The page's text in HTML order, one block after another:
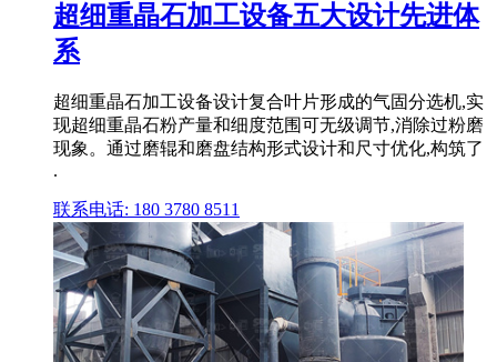
超细重晶石加工设备五大设计先进体
系
超细重晶石加工设备设计复合叶片形成的气固分选机,实
现超细重晶石粉产量和细度范围可无级调节,消除过粉磨
现象。通过磨辊和磨盘结构形式设计和尺寸优化,构筑了
.
联系电话: 180 3780 8511